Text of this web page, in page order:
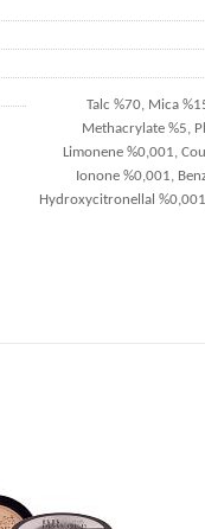
Talc %70, Mica
Methacrylate %5,
Limonene %0,001,
Ionone %0,001,
Hydroxycitronellal